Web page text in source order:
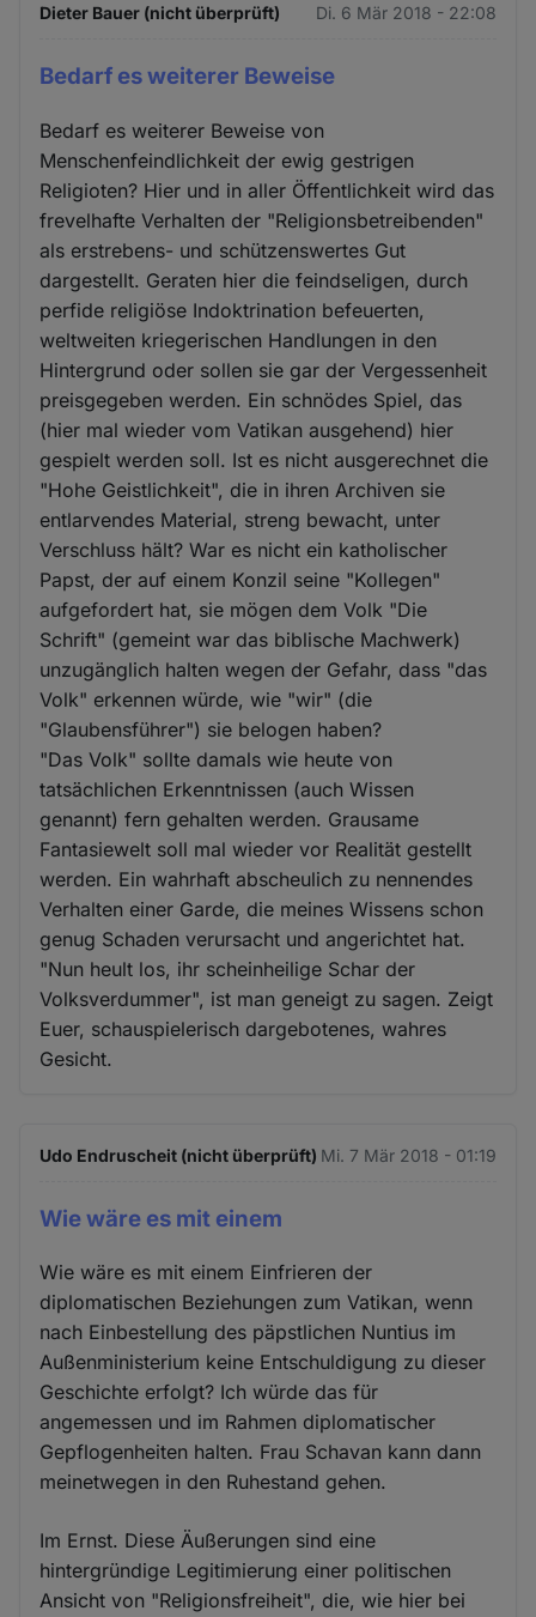
Dieter Bauer (nicht überprüft) Di. 6 Mär 2018 - 22:08
Bedarf es weiterer Beweise
Bedarf es weiterer Beweise von
Menschenfeindlichkeit der ewig gestrigen
Religioten? Hier und in aller Öffentlichkeit wird das
frevelhafte Verhalten der "Religionsbetreibenden"
als erstrebens- und schützenswertes Gut
dargestellt. Geraten hier die feindseligen, durch
perfide religiöse Indoktrination befeuerten,
weltweiten kriegerischen Handlungen in den
Hintergrund oder sollen sie gar der Vergessenheit
preisgegeben werden. Ein schnödes Spiel, das
(hier mal wieder vom Vatikan ausgehend) hier
gespielt werden soll. Ist es nicht ausgerechnet die
"Hohe Geistlichkeit", die in ihren Archiven sie
entlarvendes Material, streng bewacht, unter
Verschluss hält? War es nicht ein katholischer
Papst, der auf einem Konzil seine "Kollegen"
aufgefordert hat, sie mögen dem Volk "Die
Schrift" (gemeint war das biblische Machwerk)
unzugänglich halten wegen der Gefahr, dass "das
Volk" erkennen würde, wie "wir" (die
"Glaubensführer") sie belogen haben?
"Das Volk" sollte damals wie heute von
tatsächlichen Erkenntnissen (auch Wissen
genannt) fern gehalten werden. Grausame
Fantasiewelt soll mal wieder vor Realität gestellt
werden. Ein wahrhaft abscheulich zu nennendes
Verhalten einer Garde, die meines Wissens schon
genug Schaden verursacht und angerichtet hat.
"Nun heult los, ihr scheinheilige Schar der
Volksverdummer", ist man geneigt zu sagen. Zeigt
Euer, schauspielerisch dargebotenes, wahres
Gesicht.
Udo Endruscheit (nicht überprüft) Mi. 7 Mär 2018 - 01:19
Wie wäre es mit einem
Wie wäre es mit einem Einfrieren der
diplomatischen Beziehungen zum Vatikan, wenn
nach Einbestellung des päpstlichen Nuntius im
Außenministerium keine Entschuldigung zu dieser
Geschichte erfolgt? Ich würde das für
angemessen und im Rahmen diplomatischer
Gepflogenheiten halten. Frau Schavan kann dann
meinetwegen in den Ruhestand gehen.
Im Ernst. Diese Äußerungen sind eine
hintergründige Legitimierung einer politischen
Ansicht von "Religionsfreiheit", die, wie hier bei